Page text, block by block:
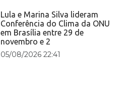
Lula e Marina Silva lideram
Conferência do Clima da ONU
em Brasília entre 29 de
novembro e 2
05/08/2026 22:41